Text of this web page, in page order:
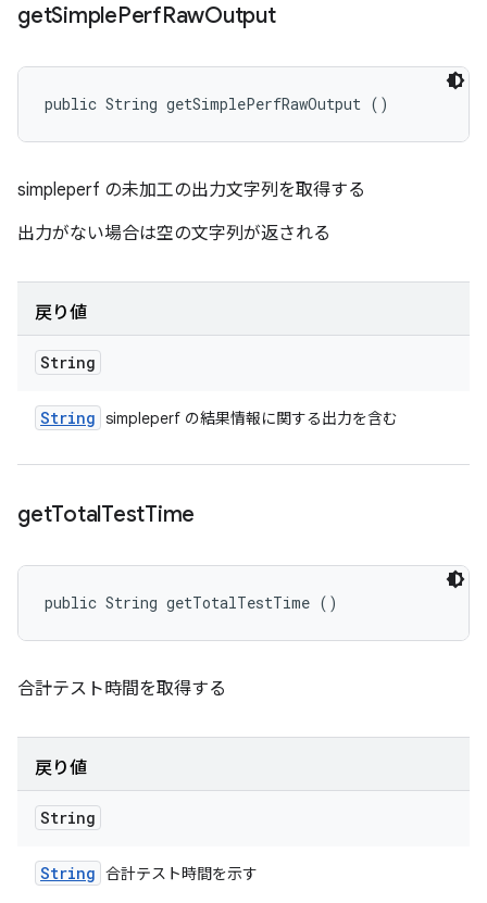
getSimplePerfRawOutput
public String getSimplePerfRawOutput ()
simpleperf の未加工の出力文字列を取得する
出力がない場合は空の文字列が返される
戻り値
String
String simpleperf の結果情報に関する出力を含む
getTotalTestTime
public String getTotalTestTime ()
合計テスト時間を取得する
戻り値
String
String 合計テスト時間を示す